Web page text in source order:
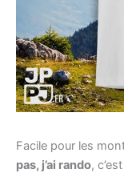
Facile pour les
pas, j’ai rando,